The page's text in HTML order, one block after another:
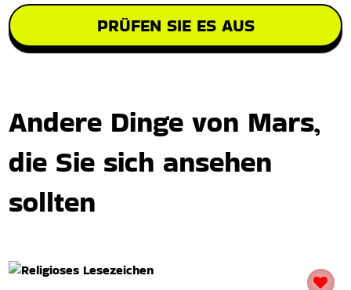
PRÜFEN SIE ES AUS
Andere Dinge von Mars,
die Sie sich ansehen
sollten